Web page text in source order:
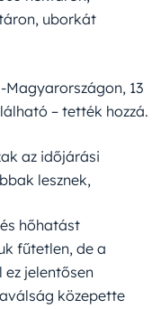
uborkát
13
– tették hozzá.
az időjárási
lesznek,
hőhatást
fűtetlen, de a
jelentősen
közepette